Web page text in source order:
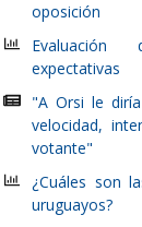
oposición
expectativas
"A Orsi le
velocidad,
votante"
¿Cuáles son
uruguayos?